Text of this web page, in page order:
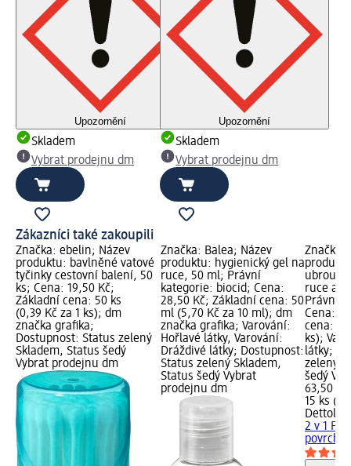
Upozornění
Skladem
Vybrat prodejnu dm
Upozornění
Skladem
Vybrat prodejnu dm
Zákazníci také zakoupili
Značka: ebelin; Název
produktu: bavlněné vatové
tyčinky cestovní balení, 50
ks; Cena: 19,50 Kč;
Základní cena: 50 ks
(0,39 Kč za 1 ks); dm
značka grafika;
Dostupnost: Status zelený
Skladem, Status šedý
Vybrat prodejnu dm
Značka: Balea; Název
produktu: hygienický gel na
ruce, 50 ml; Právní
kategorie: biocid; Cena:
28,50 Kč; Základní cena: 50
ml (5,70 Kč za 10 ml); dm
značka grafika; Varování:
Hořlavé látky, Varování:
Dráždivé látky; Dostupnost:
Status zelený Skladem,
Status šedý Vybrat
prodejnu dm
Značka:
ruce a
Právní
Cena:
cena: 15
ks);
látky;
zelený
šedý
63,50 Kč
15 ks
Dettol
2 v 1
povrchy,